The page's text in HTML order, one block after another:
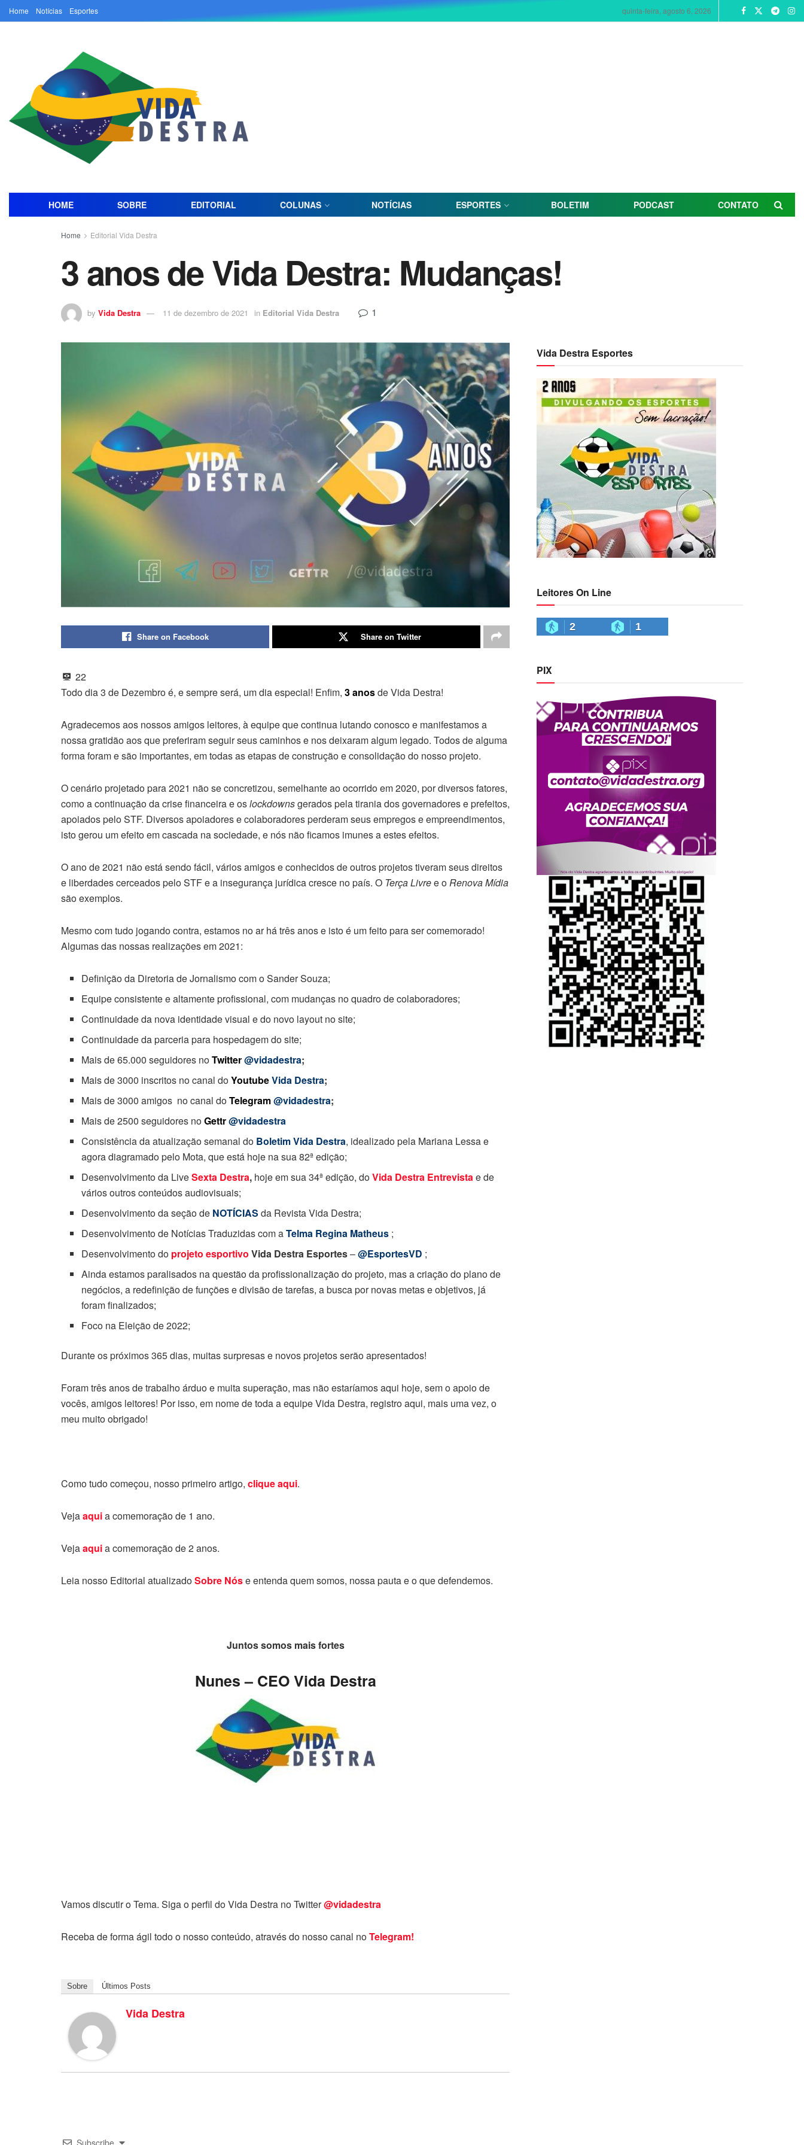
Home Notícias Esportes quinta-feira, agosto 6, 2026
HOME SOBRE EDITORIAL COLUNAS NOTÍCIAS ESPORTES BOLETIM PODCAST CONTATO
Home Editorial Vida Destra
3 anos de Vida Destra: Mudanças!
by Vida Destra 11 de dezembro de 2021 in Editorial Vida Destra 1
Share on Facebook Share on Twitter
22
Todo dia 3 de Dezembro é, e sempre será, um dia especial! Enfim, 3 anosde Vida Destra!
Agradecemos aos nossos amigos leitores, à equipe que continua lutando conosco e manifestamos a
nossa gratidão aos que preferiram seguir seus caminhos e nos deixaram algum legado. Todos de alguma
forma foram e são importantes, em todas as etapas de construção e consolidação do nosso projeto.
O cenário projetado para 2021 não se concretizou, semelhante ao ocorrido em 2020, por diversos fatores,
como a continuação da crise financeira e oslockdownsgerados pela tirania dos governadores e prefeitos,
apoiados pelo STF. Diversos apoiadores e colaboradores perderam seus empregos e empreendimentos,
isto gerou um efeito em cascada na sociedade, e nós não ficamos imunes a estes efeitos.
O ano de 2021 não está sendo fácil, vários amigos e conhecidos de outros projetos tiveram seus direitos
e liberdades cerceados pelo STF e a insegurança jurídica cresce no país. O Terça Livree o Renova Mídia
são exemplos.
Mesmo com tudo jogando contra, estamos no ar há três anos e isto é um feito para ser comemorado!
Algumas das nossas realizações em 2021:
Definição da Diretoria de Jornalismo com o Sander Souza;
Equipe consistente e altamente profissional, com mudanças no quadro de colaboradores;
Continuidade da nova identidade visual e do novo layout no site;
Continuidade da parceria para hospedagem do site;
Mais de 65.000 seguidores noTwitter@vidadestra;
Mais de 3000 inscritos no canal doYoutubeVida Destra;
Mais de 3000 amigos no canal doTelegram@vidadestra;
Mais de 2500 seguidores noGettr@vidadestra
Consistência da atualização semanal do Boletim Vida Destra, idealizado pela Mariana Lessa e
agora diagramado pelo Mota, que está hoje na sua 82ª edição;
Desenvolvimento da LiveSexta Destra, hoje em sua 34ª edição, doVida Destra Entrevista e de
vários outros conteúdos audiovisuais;
Desenvolvimento da seção de NOTÍCIAS da Revista Vida Destra;
Desenvolvimento de Notícias Traduzidas com aTelma Regina Matheus ;
Desenvolvimento do projeto esportivo Vida Destra Esportes–@EsportesVD ;
Ainda estamos paralisados na questão da profissionalização do projeto, mas a criação do plano de
negócios, a redefinição de funções e divisão de tarefas, a busca por novas metas e objetivos, já
foram finalizados;
Foco na Eleição de 2022;
Durante os próximos 365 dias, muitas surpresas e novos projetos serão apresentados!
Foram três anos de trabalho árduo e muita superação, mas não estaríamos aqui hoje, sem o apoio de
vocês, amigos leitores! Por isso, em nome de toda a equipe Vida Destra, registro aqui, mais uma vez, o
meu muito obrigado!
Como tudo começou, nosso primeiro artigo, clique aqui.
Vejaaquia comemoração de 1 ano.
Vejaaquia comemoração de 2 anos.
Leia nosso Editorial atualizadoSobre Nóse entenda quem somos, nossa pauta e o que defendemos.
Juntos somos mais fortes
Nunes – CEO Vida Destra
Vamos discutir o Tema. Siga o perfil do Vida Destra no Twitter@vidadestra
Receba de forma ágil todo o nosso conteúdo, através do nosso canal noTelegram!
Sobre Últimos Posts
Vida Destra
Vida Destra Esportes
Leitores On Line
2 1
PIX